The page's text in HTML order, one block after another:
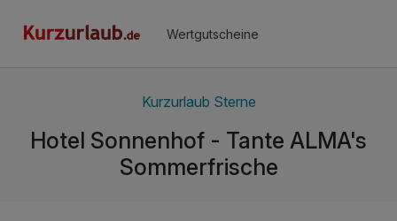
Wertgutscheine
Kurzurlaub Sterne
Hotel Sonnenhof - Tante ALMA's
Sommerfrische